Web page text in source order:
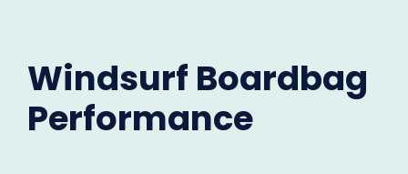
Windsurf Boardbag
Performance